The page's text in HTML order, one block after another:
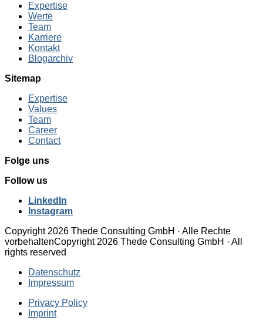
Expertise
Werte
Team
Karriere
Kontakt
Blogarchiv
Sitemap
Expertise
Values
Team
Career
Contact
Folge uns
Follow us
LinkedIn
Instagram
Copyright 2026 Thede Consulting GmbH · Alle Rechte
vorbehaltenCopyright 2026 Thede Consulting GmbH · All
rights reserved
Datenschutz
Impressum
Privacy Policy
Imprint